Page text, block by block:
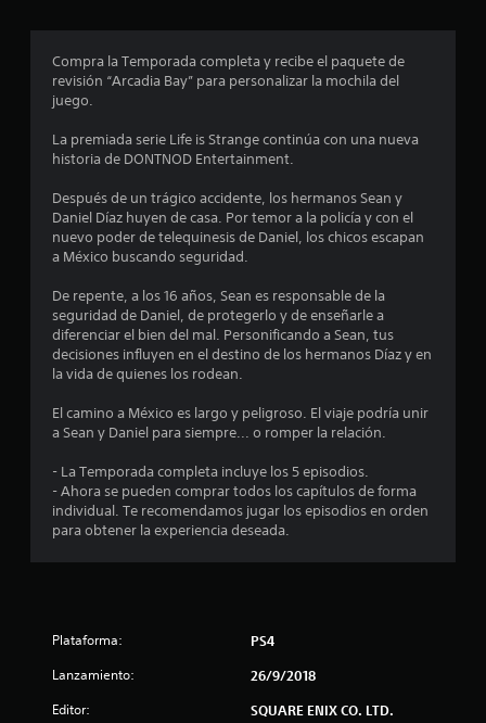
r
o
e
i
4
4
e
Compra la Temporada completa y recibe el paquete de
revisión “Arcadia Bay” para personalizar la mochila del
juego.
La premiada serie Life is Strange continúa con una nueva
historia de DONTNOD Entertainment.
Después de un trágico accidente, los hermanos Sean y
Daniel Díaz huyen de casa. Por temor a la policía y con el
nuevo poder de telequinesis de Daniel, los chicos escapan
a México buscando seguridad.
De repente, a los 16 años, Sean es responsable de la
seguridad de Daniel, de protegerlo y de enseñarle a
diferenciar el bien del mal. Personificando a Sean, tus
decisiones influyen en el destino de los hermanos Díaz y en
la vida de quienes los rodean.
El camino a México es largo y peligroso. El viaje podría unir
a Sean y Daniel para siempre... o romper la relación.
- La Temporada completa incluye los 5 episodios.
- Ahora se pueden comprar todos los capítulos de forma
individual. Te recomendamos jugar los episodios en orden
para obtener la experiencia deseada.
Plataforma: PS4
Lanzamiento: 26/9/2018
Editor: SQUARE ENIX CO. LTD.